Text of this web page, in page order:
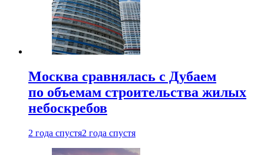
Москва сравнялась с Дубаем
по объемам строительства жилых
небоскребов
2 года спустя2 года спустя